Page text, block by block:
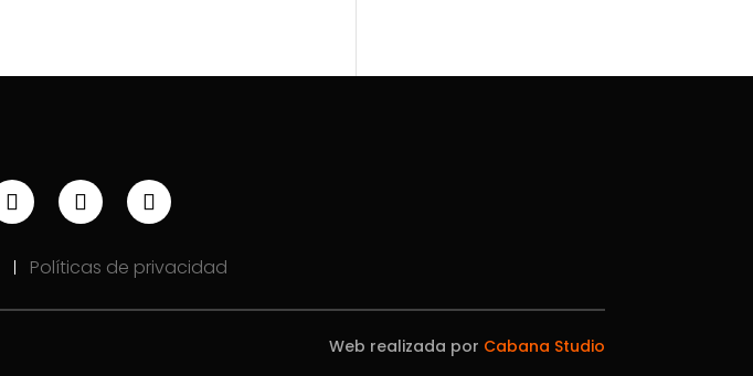
Políticas de privacidad
Web realizada por Cabana Studio